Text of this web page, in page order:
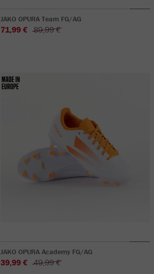
JAKO OPURA Team FG/AG
71,99 € 89,99 €
JAKO OPURA Academy FG/AG
39,99 € 49,99 €